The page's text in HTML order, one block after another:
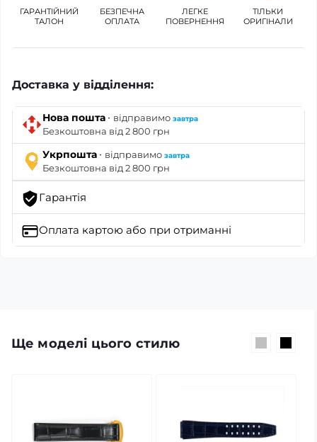
ГАРАНТІЙНИЙ
ТАЛОН
БЕЗПЕЧНА
ОПЛАТА
ЛЕГКЕ
ПОВЕРНЕННЯ
ТІЛЬКИ
ОРИГІНАЛИ
Доставка у відділення:
Нова пошта · відправимо завтра
Безкоштовна від 2 800 грн
Укрпошта · відправимо завтра
Безкоштовна від 2 800 грн
Гарантія
Оплата картою або при отриманні
Ще моделі цього стилю